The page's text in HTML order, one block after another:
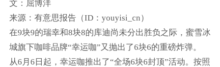
文：屈博洋
来源：有意思报告（ID：youyisi_cn）
在9块9的瑞幸和8块8的库迪尚未分出胜负之际，蜜雪冰
城旗下咖啡品牌“幸运咖”又抛出了6块6的重磅炸弹。
从6月6日起，幸运咖推出了“全场6块6封顶”活动。按照